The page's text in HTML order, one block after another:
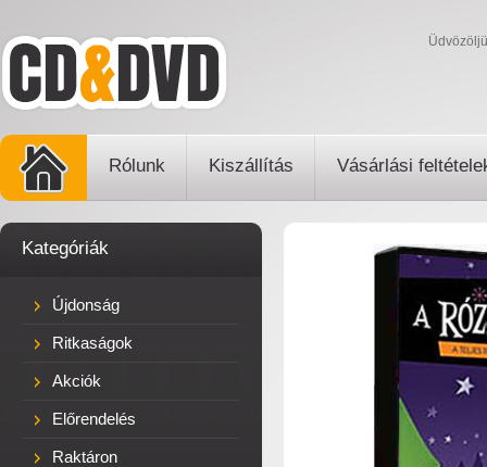
Rólunk Kiszállítás Vásárlási
Kategóriák
Újdonság
Ritkaságok
Akciók
Előrendelés
Raktáron